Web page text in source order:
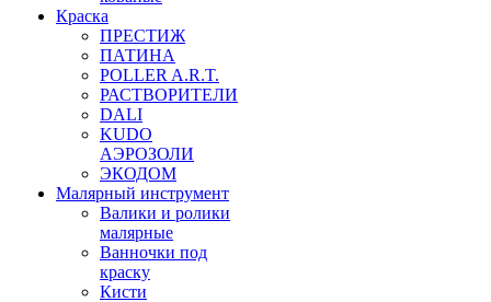
Краска
ПРЕСТИЖ
ПАТИНА
POLLER A.R.T.
РАСТВОРИТЕЛИ
DALI
KUDO
АЭРОЗОЛИ
ЭКОДОМ
Малярный инструмент
Валики и ролики
малярные
Ванночки под
краску
Кисти